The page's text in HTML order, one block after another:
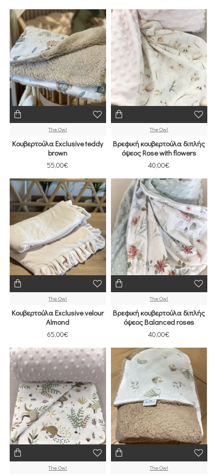
The Owl
Κουβερτούλα Exclusive teddy
brown
55,00€
The Owl
Βρεφική κουβερτούλα διπλής
όψεος Rose with flowers
40,00€
The Owl
Κουβερτούλα Exclusive velour
Almond
65,00€
The Owl
Βρεφική κουβερτούλα διπλής
όψεος Balanced roses
40,00€
The Owl The Owl